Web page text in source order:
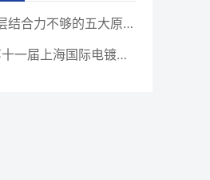
结合力不够的五大原
一届上海国际电镀涂